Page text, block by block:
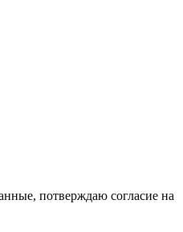
потверждаю согласие на